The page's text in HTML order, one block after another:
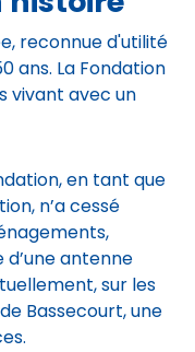
reconnue d'utilité
ans. La Fondation
vivant avec un
en tant que
n’a cessé
antenne
sur les
Bassecourt, une